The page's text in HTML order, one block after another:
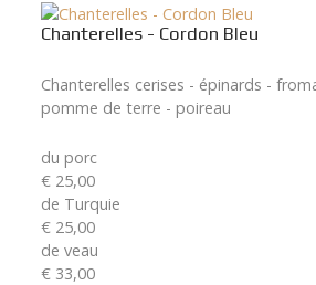
Chanterelles - Cordon Bleu
Chanterelles cerises - épinards -
pomme de terre - poireau
du porc
€ 25,00
de Turquie
€ 25,00
de veau
€ 33,00